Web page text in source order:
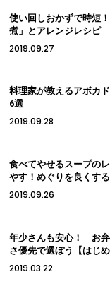
使い回しおかずで時短
煮」とアレンジレシピ
2019.09.27
料理家が教えるアボカ
6選
2019.09.28
食べてやせるスープの
やす！めぐりを良くする
2019.09.26
年少さんも安心！ お
さ優先で選ぼう【はじめ
2019.03.22